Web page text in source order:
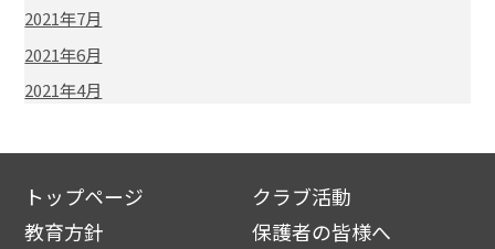
2021年7月
2021年6月
2021年4月
トップページ
教育方針
クラブ活動
保護者の皆様へ